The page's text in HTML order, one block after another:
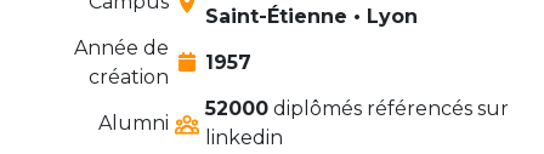
Saint-Étienne • Lyon
Année de
création
1957
Alumni
52000 diplômés référencés sur
linkedin